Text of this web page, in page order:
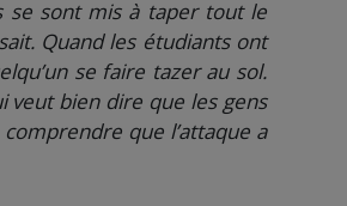
se sont mis à taper tout le
Quand les étudiants ont
se faire tazer au sol.
veut bien dire que les gens
que l’attaque a